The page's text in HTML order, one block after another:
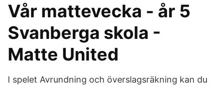
Vår mattevecka - år 5
Svanberga skola -
Matte United
I spelet Avrundning och överslagsräkning kan du